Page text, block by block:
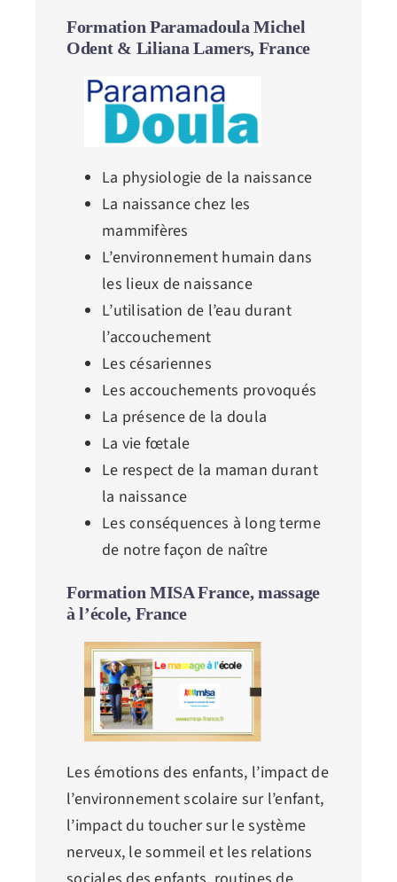
Formation Paramadoula Michel
Odent & Liliana Lamers, France
La physiologie de la naissance
La naissance chez les
mammifères
L’environnement humain dans
les lieux de naissance
L’utilisation de l’eau durant
l’accouchement
Les césariennes
Les accouchements provoqués
La présence de la doula
La vie fœtale
Le respect de la maman durant
la naissance
Les conséquences à long terme
de notre façon de naître
Formation MISA France, massage
à l’école, France
Les émotions des enfants, l’impact de
l’environnement scolaire sur l’enfant,
l’impact du toucher sur le système
nerveux, le sommeil et les relations